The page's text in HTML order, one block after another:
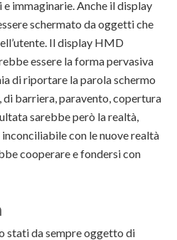
immaginarie. Anche il display
schermato da oggetti che
Il display HMD
essere la forma pervasiva
di riportare la parola schermo
barriera, paravento, copertura
sarebbe però la realtà,
con le nuove realtà
cooperare e fondersi con
stati da sempre oggetto di